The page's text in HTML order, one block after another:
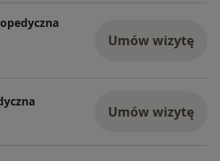
Umów wizytę
Umów wizytę